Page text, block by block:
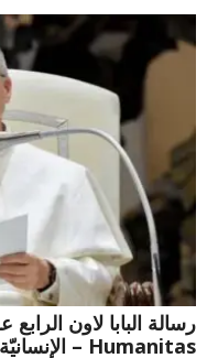
Humanitas – الإنسانيّة الرائعة»